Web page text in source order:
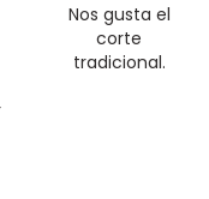
Nos gusta el
corte
tradicional.